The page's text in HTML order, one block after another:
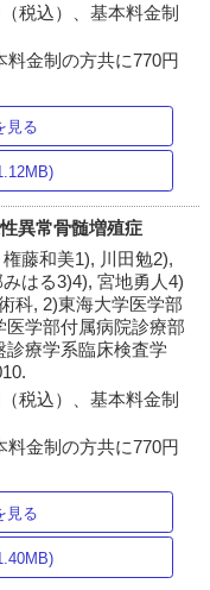
税込）、基本料金制
金制の方共に770円
見る
異常骨髄増殖症
藤和美1), 川田勉2),
はる3)4), 宮地勇人4)
科, 2)東海大学医学部
学部付属病院診療部
診療学系臨床検査学
税込）、基本料金制
金制の方共に770円
見る